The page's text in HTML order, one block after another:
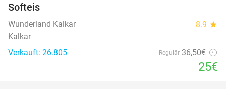
Softeis
Wunderland Kalkar 8.9 star
Kalkar
Verkauft: 26.805
Regulär 36,50€
25€